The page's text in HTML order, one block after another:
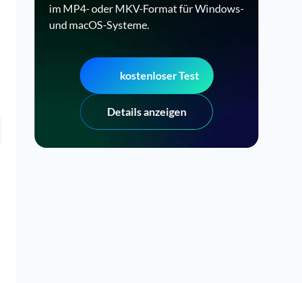
im MP4- oder MKV-Format für Windows-
und macOS-Systeme.
kostenloser Test
Details anzeigen